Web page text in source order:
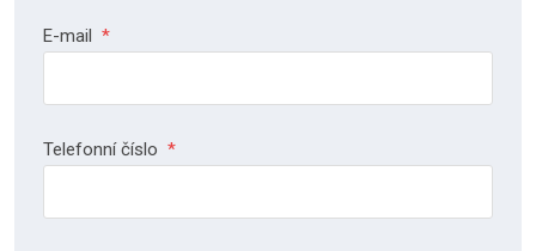
E-mail *
Telefonní číslo *